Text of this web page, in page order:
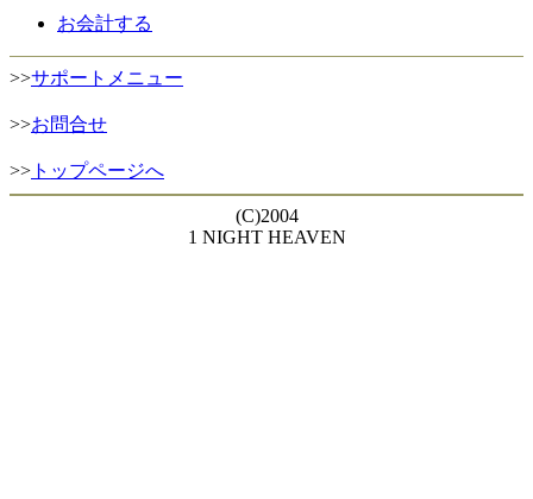
お会計する
>>サポートメニュー
>>お問合せ
>> トップページへ
(C)2004
1 NIGHT HEAVEN